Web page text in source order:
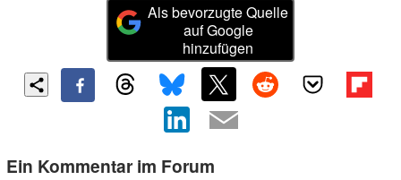
Als bevorzugte Quelle
auf Google
hinzufügen
Ein Kommentar im Forum